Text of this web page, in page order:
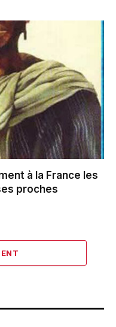
à la France les
proches